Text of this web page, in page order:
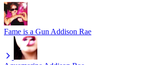
Fame is a Gun Addison Rae